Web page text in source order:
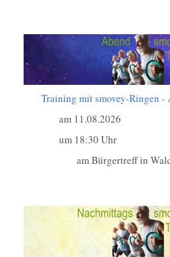
Training mit smovey-Ringen -
am 11.08.2026
um 18:30 Uhr
am Bürgertreff in